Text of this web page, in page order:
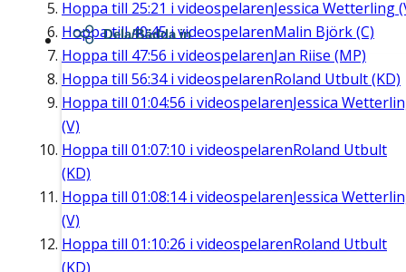
Hoppa till 25:21 i videospelarenJessica Wetterling
Hoppa till40:45i videospelarenMalin Björk (C)
Hoppa till 47:56 i videospelarenJan Riise (MP)
Hoppa till 56:34i videospelarenRoland Utbult (KD)
Hoppa till 01:04:56 i videospelarenJessica
(V)
Hoppa till 01:07:10 i videospelarenRoland Utbult
(KD)
Hoppa till 01:08:14i videospelarenJessica
(V)
Hoppa till 01:10:26 i videospelarenRoland Utbult
(KD)
Dela/Bädda in